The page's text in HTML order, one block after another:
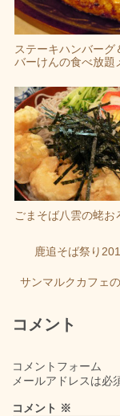
ステーキハンバーグ
バーけんの食べ放題
ごまそば八雲の蛯お
鹿追そば祭り
サンマルクカフェ
コメント
コメントフォーム
メールアドレスは必
コメント ※